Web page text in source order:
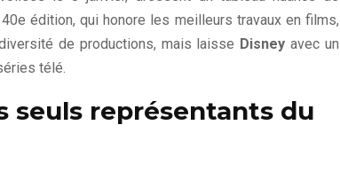
édition, qui honore les meilleurs travaux en films,
de productions, mais laisse Disney avec un
télé.
seuls représentants du